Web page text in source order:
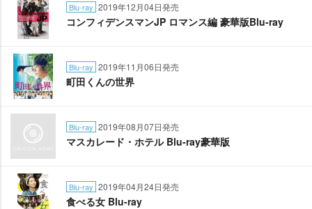
Blu-ray 2019年12月04日発売
コンフィデンスマンJP ロマンス編 豪華版Blu-ray
Blu-ray 2019年11月06日発売
町田くんの世界
Blu-ray 2019年08月07日発売
マスカレード・ホテル Blu-ray豪華版
Blu-ray 2019年04月24日発売
食べる女 Blu-ray